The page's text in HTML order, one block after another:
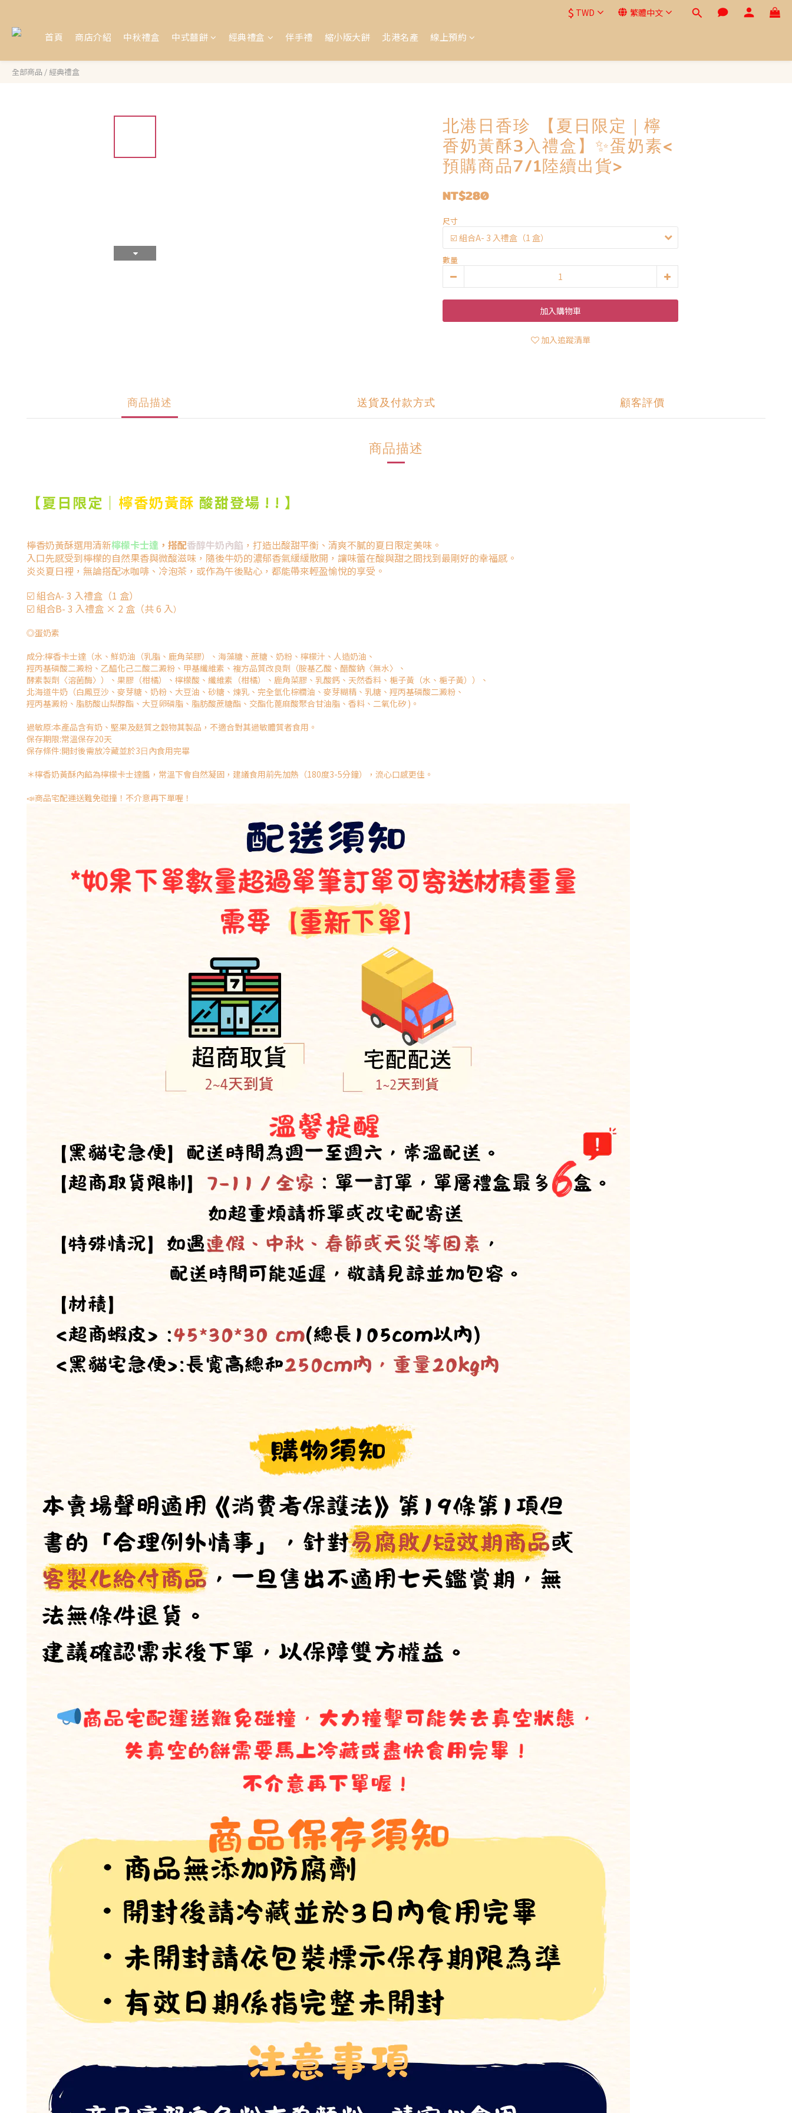
$ TWD 繁體中文
首頁 商店介紹 中秋禮盒 中式囍餅 經典禮盒 伴手禮 縮小版大餅 北港名產 線上預約
全部商品 / 經典禮盒
北港日香珍 【夏日限定｜檸
香奶黃酥3入禮盒】✨蛋奶素<
預購商品7/1陸續出貨>
NT$280
尺寸
數量
加入購物車
加入追蹤清單
商品描述 送貨及付款方式 顧客評價
商品描述
【夏日限定｜ 檸香奶黃酥 酸甜登場 ! ! 】
檸香奶黃酥選用清新檸檬卡士達 ，搭配香醇牛奶內餡 ，打造出酸甜平衡、清爽不膩的夏日限定美味。
入口先感受到檸檬的自然果香與微酸滋味，隨後牛奶的濃郁香氣緩緩散開，讓味蕾在酸與甜之間找到最剛好的幸福感。
炎炎夏日裡，無論搭配冰咖啡、冷泡茶，或作為午後點心，都能帶來輕盈愉悅的享受。
☑️ 組合A- 3 入禮盒（1 盒）
☑️ 組合B- 3 入禮盒 × 2 盒（共 6 入）
◎蛋奶素
成分:檸香卡士達（水、鮮奶油（乳脂、鹿角菜膠）、海藻糖、蔗糖、奶粉、檸檬汁、人造奶油、
羥丙基磷酸二澱粉、乙醯化己二酸二澱粉、甲基纖維素、複方品質改良劑（胺基乙酸、醋酸鈉〈無水〉、
酵素製劑〈溶菌酶〉）、果膠（柑橘）、檸檬酸、纖維素（柑橘）、鹿角菜膠、乳酸鈣、天然香料、梔子黃（水、梔子黃））、
北海道牛奶（白鳳豆沙、麥芽糖、奶粉、大豆油、砂糖、煉乳、完全氫化棕櫚油、麥芽糊精、乳糖、羥丙基磷酸二澱粉、
羥丙基澱粉、脂肪酸山梨醇酯、大豆卵磷脂、脂肪酸蔗糖酯、交酯化蓖麻酸聚合甘油脂、香料、二氧化矽 )。
過敏原:本產品含有奶、堅果及麩質之穀物其製品，不適合對其過敏體質者食⽤。
保存期限:常溫保存20天
保存條件:開封後需放冷藏並於3⽇內食⽤完畢
＊檸香奶黃酥內餡為檸檬卡士達醬，常溫下會自然凝固，建議食用前先加熱（180度3-5分鐘），流心口感更佳。
📣商品宅配運送難免碰撞！不介意再下單喔！